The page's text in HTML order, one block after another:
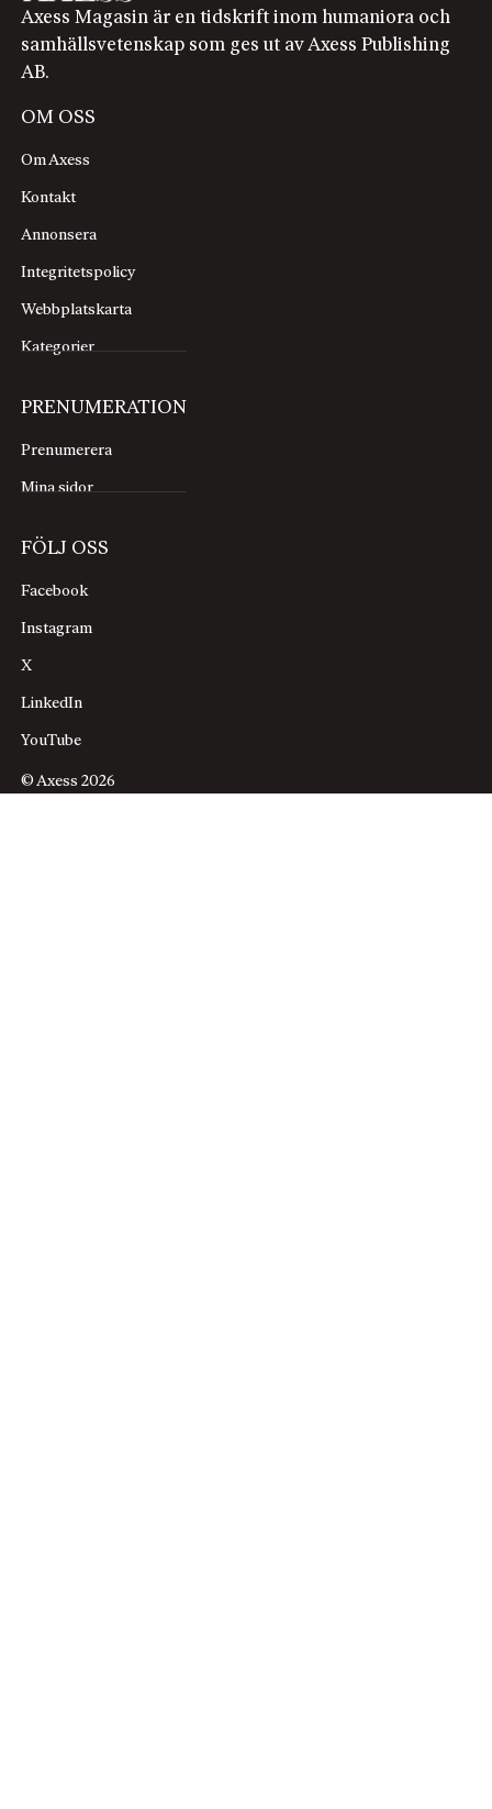
Axess Magasin är en tidskrift inom humaniora och
samhällsvetenskap som ges ut av Axess Publishing
AB.
OM OSS
Om Axess
Kontakt
Annonsera
Integritetspolicy
Webbplatskarta
Kategorier
PRENUMERATION
Prenumerera
Mina sidor
FÖLJ OSS
Facebook
Instagram
X
LinkedIn
YouTube
© Axess 2026